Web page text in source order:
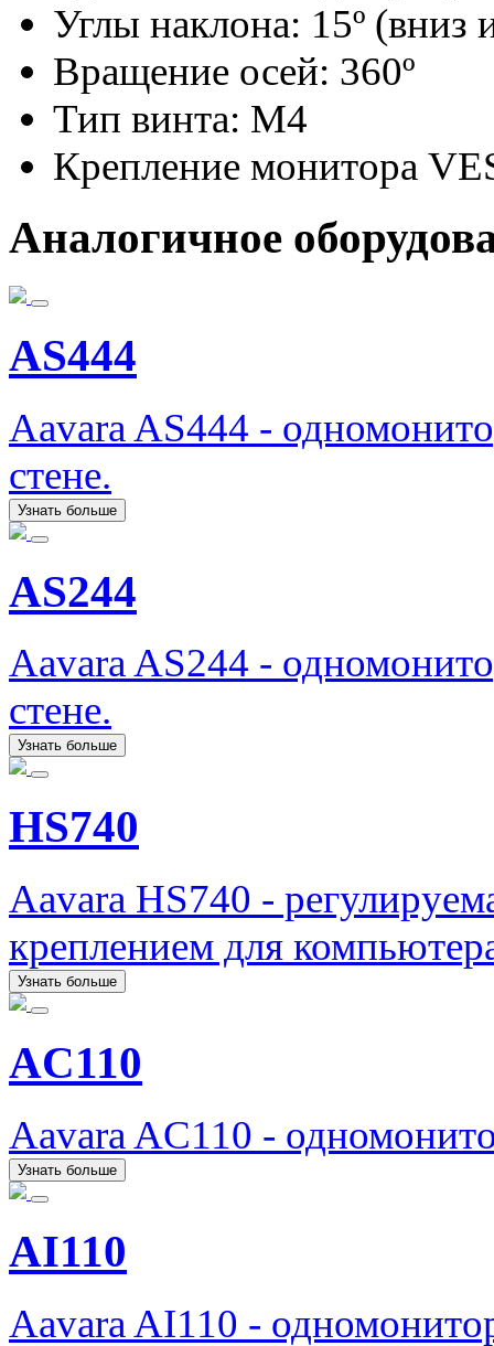
Углы наклона: 15º (вниз
Вращение осей: 360º
Тип винта: M4
Крепление монитора
Аналогичное
AS444
Aavara AS444 -
стене.
Узнать больше
AS244
Aavara AS244 -
стене.
Узнать больше
HS740
Aavara HS740 -
креплением для
Узнать больше
AC110
Aavara AC110 -
Узнать больше
AI110
Aavara AI110 -